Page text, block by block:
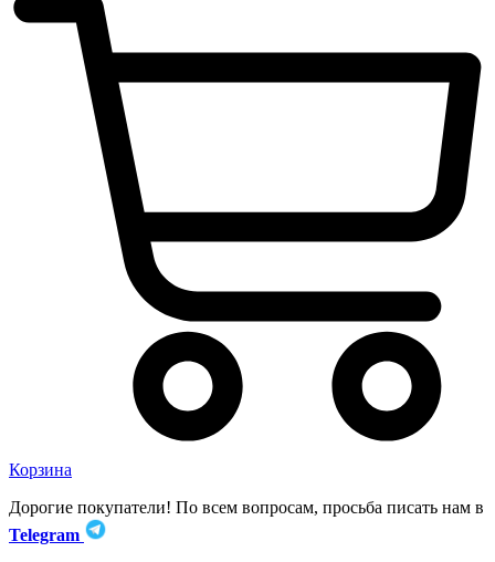
Корзина
Дорогие покупатели! По всем вопросам, просьба писать нам в
Telegram